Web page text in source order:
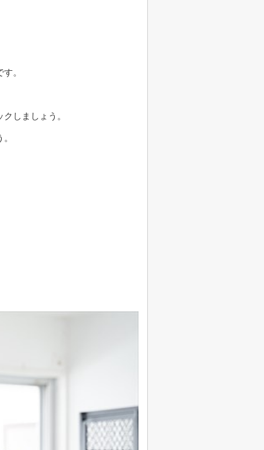
。
しましょう。